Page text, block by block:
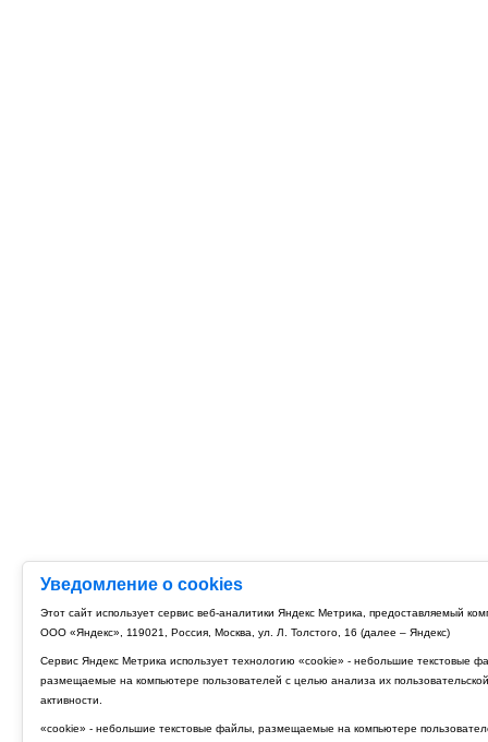
Уведомление о cookies
Этот сайт использует сервис веб-аналитики Яндекс Метрика, предоставляемый
ООО «Яндекс», 119021, Россия, Москва, ул. Л. Толстого, 16 (далее – Яндекс)
Сервис Яндекс Метрика использует технологию «cookie» - небольшие текстовые
размещаемые на компьютере пользователей с целью анализа их пользовательской
активности.
«cookie» - небольшие текстовые файлы, размещаемые на компьютере